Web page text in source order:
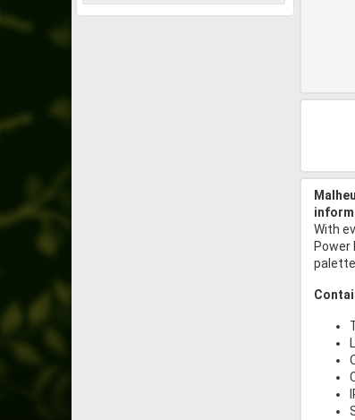
With